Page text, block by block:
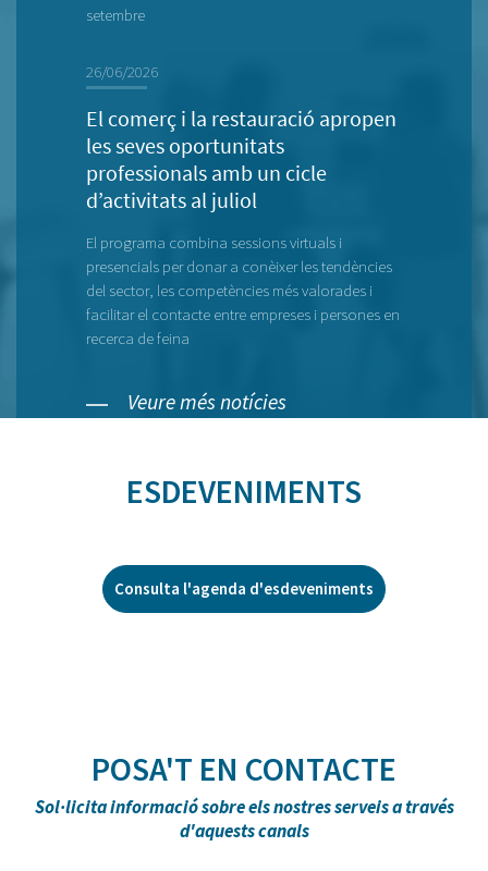
setembre
26/06/2026
El comerç i la restauració apropen
les seves oportunitats
professionals amb un cicle
d’activitats al juliol
El programa combina sessions virtuals i
presencials per donar a conèixer les tendències
del sector, les competències més valorades i
facilitar el contacte entre empreses i persones en
recerca de feina
Veure més notícies
ESDEVENIMENTS
Consulta l'agenda d'esdeveniments
POSA'T EN CONTACTE
Sol·licita informació sobre els nostres serveis a través
d'aquests canals